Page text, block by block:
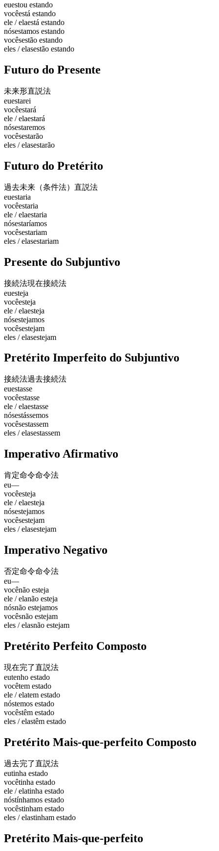
euestou estando
vocêestá estando
ele / elaestá estando
nósestamos estando
vocêsestão estando
eles / elasestão estando
Futuro do Presente
未来形直説法
euestarei
vocêestará
ele / elaestará
nósestaremos
vocêsestarão
eles / elasestarão
Futuro do Pretérito
過去未来（条件法） 直説法
euestaria
vocêestaria
ele / elaestaria
nósestaríamos
vocêsestariam
eles / elasestariam
Presente do Subjuntivo
接続法現在接続法
euesteja
vocêesteja
ele / elaesteja
nósestejamos
vocêsestejam
eles / elasestejam
Pretérito Imperfeito do Subjuntivo
接続法過去接続法
euestasse
vocêestasse
ele / elaestasse
nósestássemos
vocêsestassem
eles / elasestassem
Imperativo Afirmativo
肯定命令命令法
eu—
vocêesteja
ele / elaesteja
nósestejamos
vocêsestejam
eles / elasestejam
Imperativo Negativo
否定命令命令法
eu—
vocênão esteja
ele / elanão esteja
nósnão estejamos
vocêsnão estejam
eles / elasnão estejam
Pretérito Perfeito Composto
現在完了直説法
eutenho estado
vocêtem estado
ele / elatem estado
nóstemos estado
vocêstêm estado
eles / elastêm estado
Pretérito Mais-que-perfeito Composto
過去完了直説法
eutinha estado
vocêtinha estado
ele / elatinha estado
nóstínhamos estado
vocêstinham estado
eles / elastinham estado
Pretérito Mais-que-perfeito